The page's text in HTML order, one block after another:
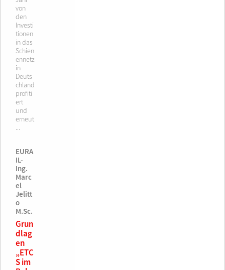
von
den
Investi
tionen
in das
Schien
ennetz
in
Deuts
chland
profiti
ert
und
erneut
...
EURA
IL-
Ing.
Marc
el
Jelitt
o
M.Sc.
Grun
dlag
en
„ETC
S im